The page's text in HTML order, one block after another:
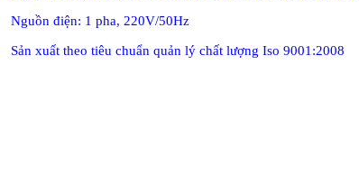
Nguồn điện: 1 pha, 220V/50Hz
Sản xuất theo tiêu chuẩn quản lý chất lượng Iso 9001:2008